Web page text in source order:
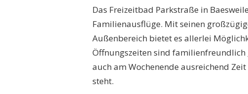
Das Freizeitbad Parkstraße in
Familienausflüge. Mit seinen
Außenbereich bietet es allerlei
Öffnungszeiten sind familienfreundlich
auch am Wochenende ausreichend
steht.